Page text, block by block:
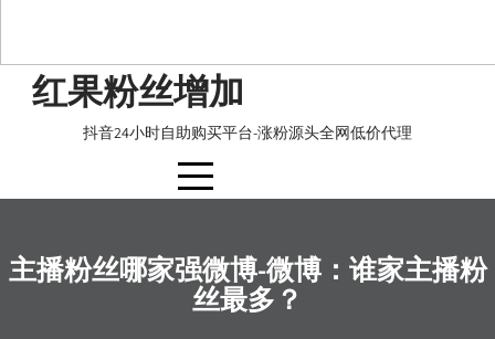
红果粉丝增加
抖音24小时自助购买平台-涨粉源头全网低价代理
主播粉丝哪家强微博-微博：谁家主播粉
丝最多？